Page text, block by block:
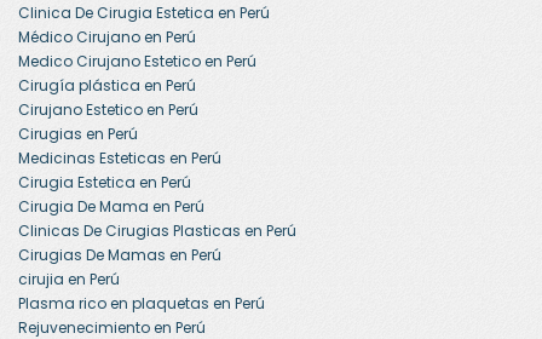
Clinica De Cirugia Estetica en Perú
Médico Cirujano en Perú
Medico Cirujano Estetico en Perú
Cirugía plástica en Perú
Cirujano Estetico en Perú
Cirugias en Perú
Medicinas Esteticas en Perú
Cirugia Estetica en Perú
Cirugia De Mama en Perú
Clinicas De Cirugias Plasticas en Perú
Cirugias De Mamas en Perú
cirujia en Perú
Plasma rico en plaquetas en Perú
Rejuvenecimiento en Perú